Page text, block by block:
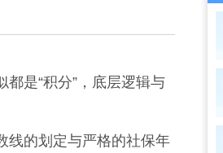
是“积分”，底层逻辑与
的划定与严格的社保年